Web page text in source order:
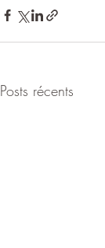
Posts récents